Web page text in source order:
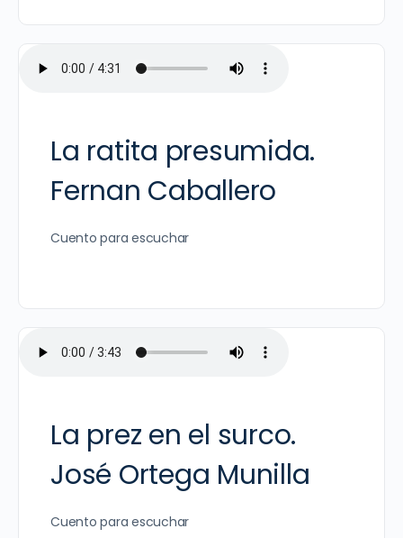
La ratita presumida.
Fernan Caballero
Cuento para escuchar
La prez en el surco.
José Ortega Munilla
Cuento para escuchar